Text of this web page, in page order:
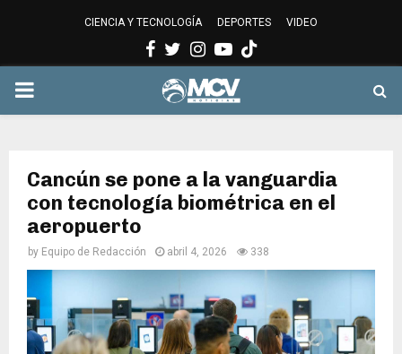
CIENCIA Y TECNOLOGÍA DEPORTES VIDEO
Facebook
Twitter
Instagram
Youtube
PRIMARY
Cancún se pone a la vanguardia
con tecnología biométrica en el
aeropuerto
by Equipo de Redacción abril 4, 2026 338